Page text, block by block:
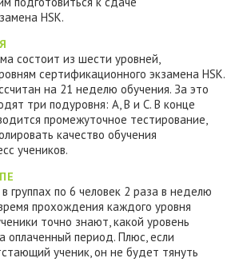
HSK.
состоит из шести уровней,
сертификационного экзамена HSK.
на 21 неделю обучения. За это
три подуровня: А, B и C. В конце
промежуточное тестирование,
качество обучения
учеников.
группах по 6 человек 2 раза в неделю
прохождения каждого уровня
точно знают, какой уровень
оплаченный период. Плюс, если
ученик, он не будет тянуть